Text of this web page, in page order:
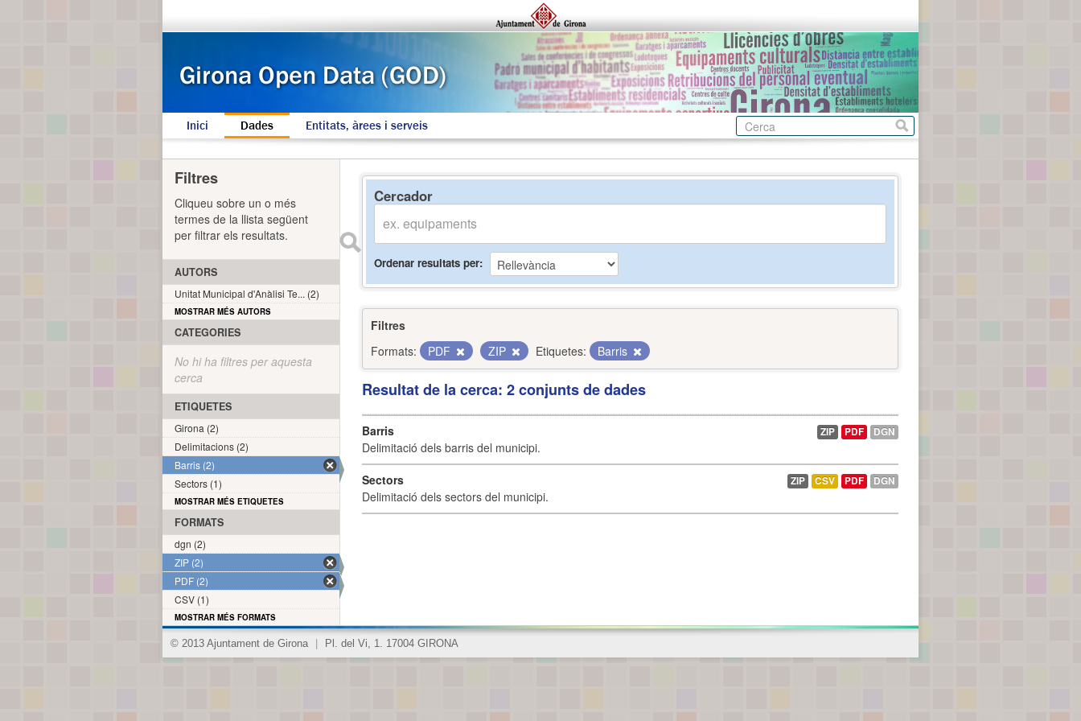
Inici Dades Entitats, àrees i serveis
Cercador
Ordenar resultats per
Filtres
Formats:
PDF ZIP Etiquetes: Barris
Resultat de la cerca: 2 conjunts de dades
Barris
Delimitació dels barris del municipi.
ZIP PDF DGN
Sectors
Delimitació dels sectors del municipi.
ZIP CSV PDF DGN
Filtres
Cliqueu sobre un o més
termes de la llista següent
per filtrar els resultats.
AUTORS
Unitat Municipal d'Anàlisi Te... (2)
MOSTRAR MÉS AUTORS
CATEGORIES
No hi ha filtres per aquesta
cerca
ETIQUETES
Girona (2)
Delimitacions (2)
Barris (2)
Sectors (1)
MOSTRAR MÉS ETIQUETES
FORMATS
dgn (2)
ZIP (2)
PDF (2)
CSV (1)
MOSTRAR MÉS FORMATS
© 2013 Ajuntament de Girona Pl. del Vi, 1. 17004 GIRONA